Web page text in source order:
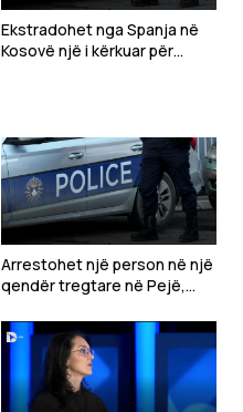
Ekstradohet nga Spanja në
Kosovë një i kërkuar për
Arrestohet një person në një
qendër tregtare në Pejë,
qytetarët